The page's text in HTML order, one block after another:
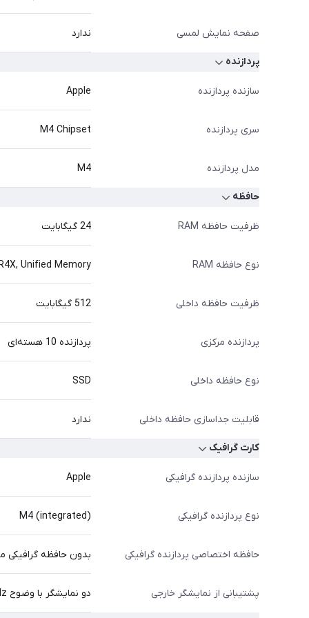
صفحه نمایش لمسی ندارد
پردازنده
سازنده پردازنده Apple
سری پردازنده M4 Chipset
مدل پردازنده M4
حافظه
ظرفیت حافظه RAM 24 گیگابایت
نوع حافظه RAM Unified Memory
ظرفیت حافظه داخلی 512 گیگابایت
پردازنده مرکزی پردازنده 10 هسته‌ای
نوع حافظه داخلی SSD
قابلیت جداسازی حافظه داخلی ندارد
کارت گرافیک
سازنده پردازنده گرافیکی Apple
نوع پردازنده گرافیکی M4 (integrated)
حافظه اختصاصی پردازنده گرافیکی بدون حافظه گرافیکی
پشتیبانی از نمایشگر خارجی دو نمایشگر با وضوح 6K,60Hz از طریق پورت Thunderbolt با یک نمایشگر با وضوح 8K,60Hz یا 4K,240Hz از طریق پورت HDMI